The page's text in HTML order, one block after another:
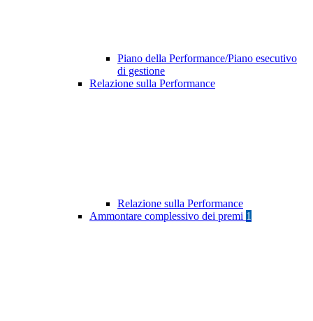
Piano della Performance/Piano esecutivo
di gestione
Relazione sulla Performance
Relazione sulla Performance
Ammontare complessivo dei premi 1